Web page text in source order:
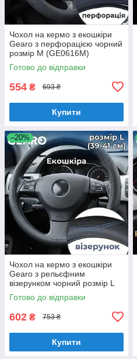
Чохол на кермо з екошкіри
Gearo з перфорацією чорний
розмір M (GE0616M)
Готово до відправки
554 ₴ 693 ₴
Купити
–20%
Чохол на кермо з екошкіри
Gearo з рельєфним
візерунком чорний розмір L
(GE0608L)
Готово до відправки
602 ₴ 753 ₴
Купити